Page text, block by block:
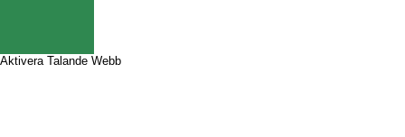
Aktivera Talande Webb